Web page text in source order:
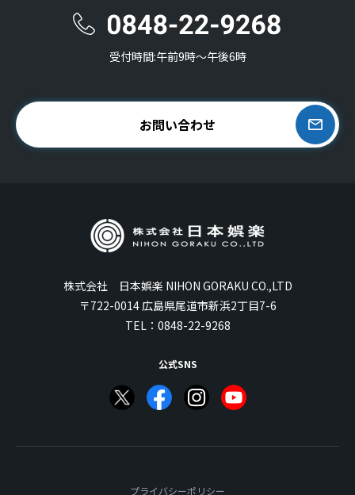
受付時間:午前9時〜午後6時
お問い合わせ
株式会社 日本娯楽 NIHON GORAKU CO.,LTD
〒722-0014 広島県尾道市新浜2丁目7-6
TEL： 0848-22-9268
公式SNS
プライバシーポリシー